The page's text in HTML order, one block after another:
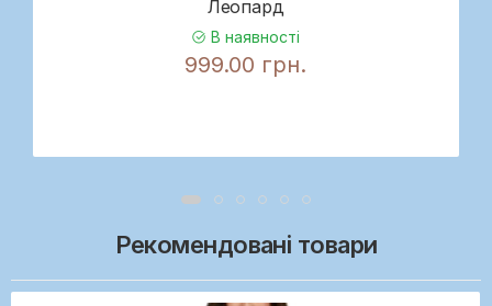
Леопард
В наявності
999.00 грн.
Рекомендовані товари